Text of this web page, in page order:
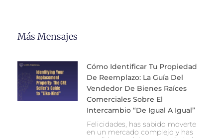
Más Mensajes
Cómo Identificar Tu Propiedad
De Reemplazo: La Guía Del
Vendedor De Bienes Raíces
Comerciales Sobre El
Intercambio “de Igual A Igual”
Felicidades, has sabido moverte
en un mercado complejo y has